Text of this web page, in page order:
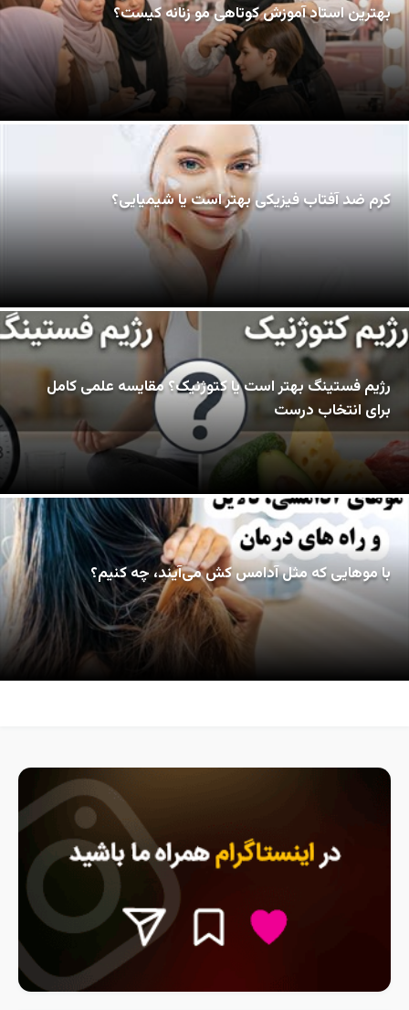
بهترین استاد آموزش کوتاهی مو زنانه کیست؟
کرم ضد آفتاب فیزیکی بهتر است یا شیمیایی؟
رژیم فستینگ بهتر است یا کتوژنیک؟ مقایسه علمی کامل
برای انتخاب درست
با موهایی که مثل آدامس کش می‌آیند، چه کنیم؟